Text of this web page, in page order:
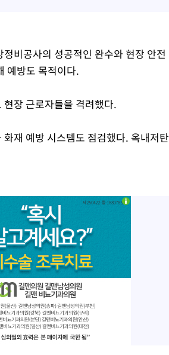
비공사의 성공적인 완수와 현장 안전
예방도 목적이다.
장 근로자들을 격려했다.
재 예방 시스템도 점검했다. 옥내저탄